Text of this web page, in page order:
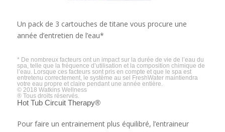
Un pack de 3 cartouches de titane vous procure une
année d’entretien de l’eau*
* De nombreux facteurs ont un impact sur la durée de vie de l’eau du
spa, telle que la fréquence d’utilisation et la composition chimique de
l’eau. Lorsque ces facteurs sont pris en compte et que le spa est
entretenu correctement, le système au sel FreshWater maintiendra
votre eau propre et claire pendant une année entière.
© 2018 Watkins Wellness
® Tous droits réservés.
Hot Tub Circuit Therapy®
Pour faire un entrainement plus équilibré, l’entraineur